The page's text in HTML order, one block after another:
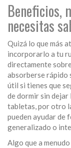
Beneficios,
necesitas
Quizá lo que más
incorporarlo a tu
directamente
absorberse rápido
útil si tienes que
de dormir sin dejar
tabletas, por otro
pueden ayudar de
generalizado o
Algo que a